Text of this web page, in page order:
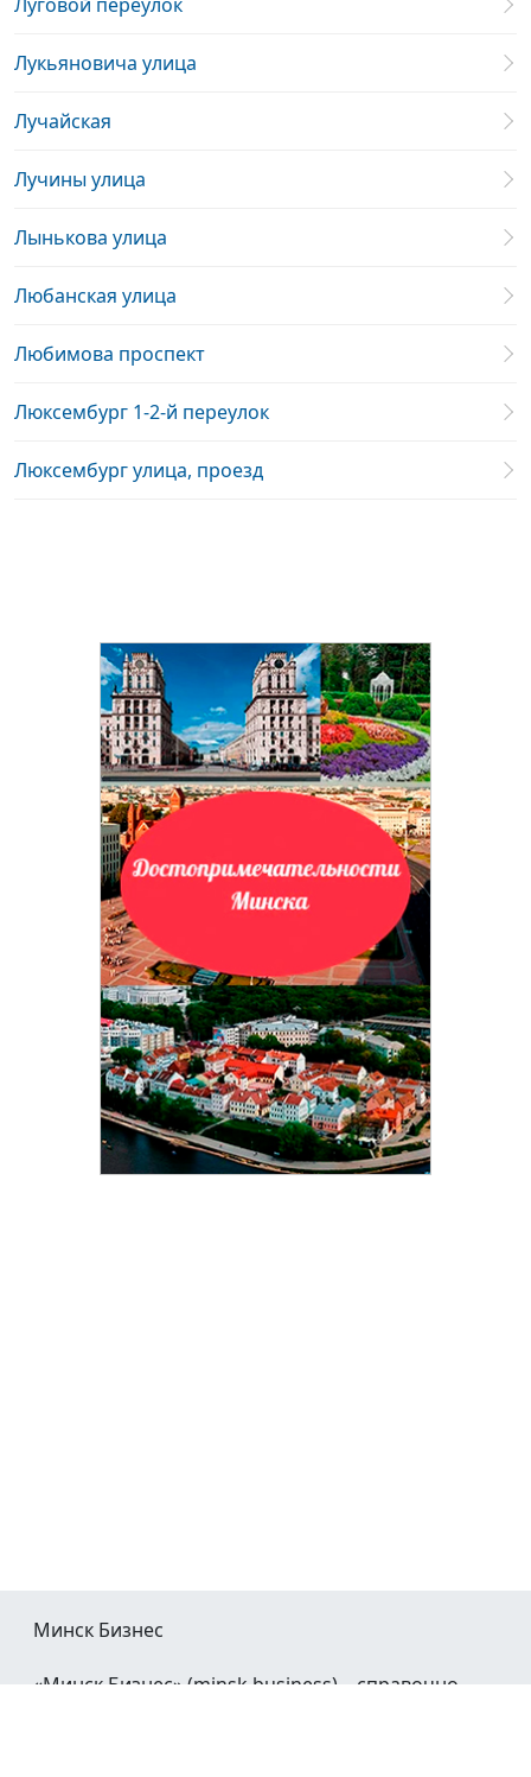
Лукьяновича улица
Лучайская
Лучины улица
Лынькова улица
Любанская улица
Любимова проспект
Люксембург 1-2-й переулок
Люксембург улица, проезд
Минск Бизнес
«Минск Бизнес» (minsk.business) – справочно-